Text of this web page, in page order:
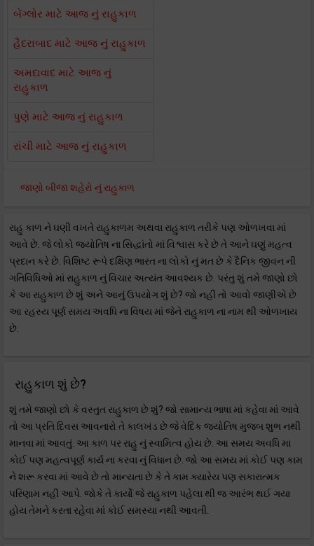
બેંગ્લોર માટે આજ નું રાહુકાળ
હૈદરાબાદ માટે આજ નું રાહુકાળ
અમદાવાદ માટે આજ નું
રાહુકાળ
પુણે માટે આજ નું રાહુકાળ
રાંચી માટે આજ નું રાહુકાળ
જાણો બીજા શહેરો નું રાહુકાળ
રાહુ કાળ ને ઘણી વખતે રાહુકાળમ અથવા રાહુકાળ તરીકે પણ ઓળખવા માં
આવે છે. જે લોકો જ્યોતિષ ના સિદ્ધાંતો માં વિશ્વાસ કરે છે તે આને ઘણું મહત્વ
પ્રદાન કરે છે. વિશિષ્ટ રૂપે દક્ષિણ ભારત ના લોકો નું મત છે કે દૈનિક જીવન ની
ગતિવિધિઓ માં રાહુકાળ નું વિચાર અત્યંત આવશ્યક છે. પરંતુ શું તમે જાણો છો
કે આ રાહુકાળ છે શું અને આનું ઉપયોગ શું છે? જો નહીં તો આવો જાણીએ છે
આ રહસ્ય પૂર્ણ સમય અવધિ ના વિષય માં જેને રાહુકાળ ના નામ થી ઓળખાય
છે.
રાહુકાળ શું છે?
શું તમે જાણો છો કે વસ્તુત રાહુકાળ છે શું? જો સામાન્ય ભાષા માં કહેવા માં આવે
તો આ પ્રતિ દિવસ આવનારો તે કાલખંડ છે જે વેદિક જ્યોતિષ મુજબ શુભ નથી
માનવા માં આવતું. આ કાળ પર રાહુ નું સ્વામિત્વ હોય છે. આ સમય અવધિ મા
કોઈ પણ મહત્વપૂર્ણ કાર્ય ના કરવા નું વિધાન છે. જો આ સમય માં કોઈ પણ કામ
ને શરૂ કરવા માં આવે છે તો માન્યતા છે કે તે કામ ક્યારેય પણ સકારાત્મક
પરિણામ નહીં આપે. જોકે તે કાર્યો જે રાહુકાળ પહેલા થી જ આરંભ થઈ ગયા
હોય તેમને કરતા રહેવા માં કોઈ સમસ્યા નથી આવતી.